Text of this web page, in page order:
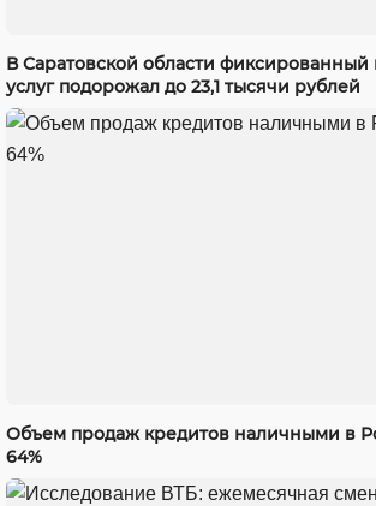
В Саратовской области фиксированный
услуг подорожал до 23,1 тысячи рублей
Объем продаж кредитов наличными в
64%